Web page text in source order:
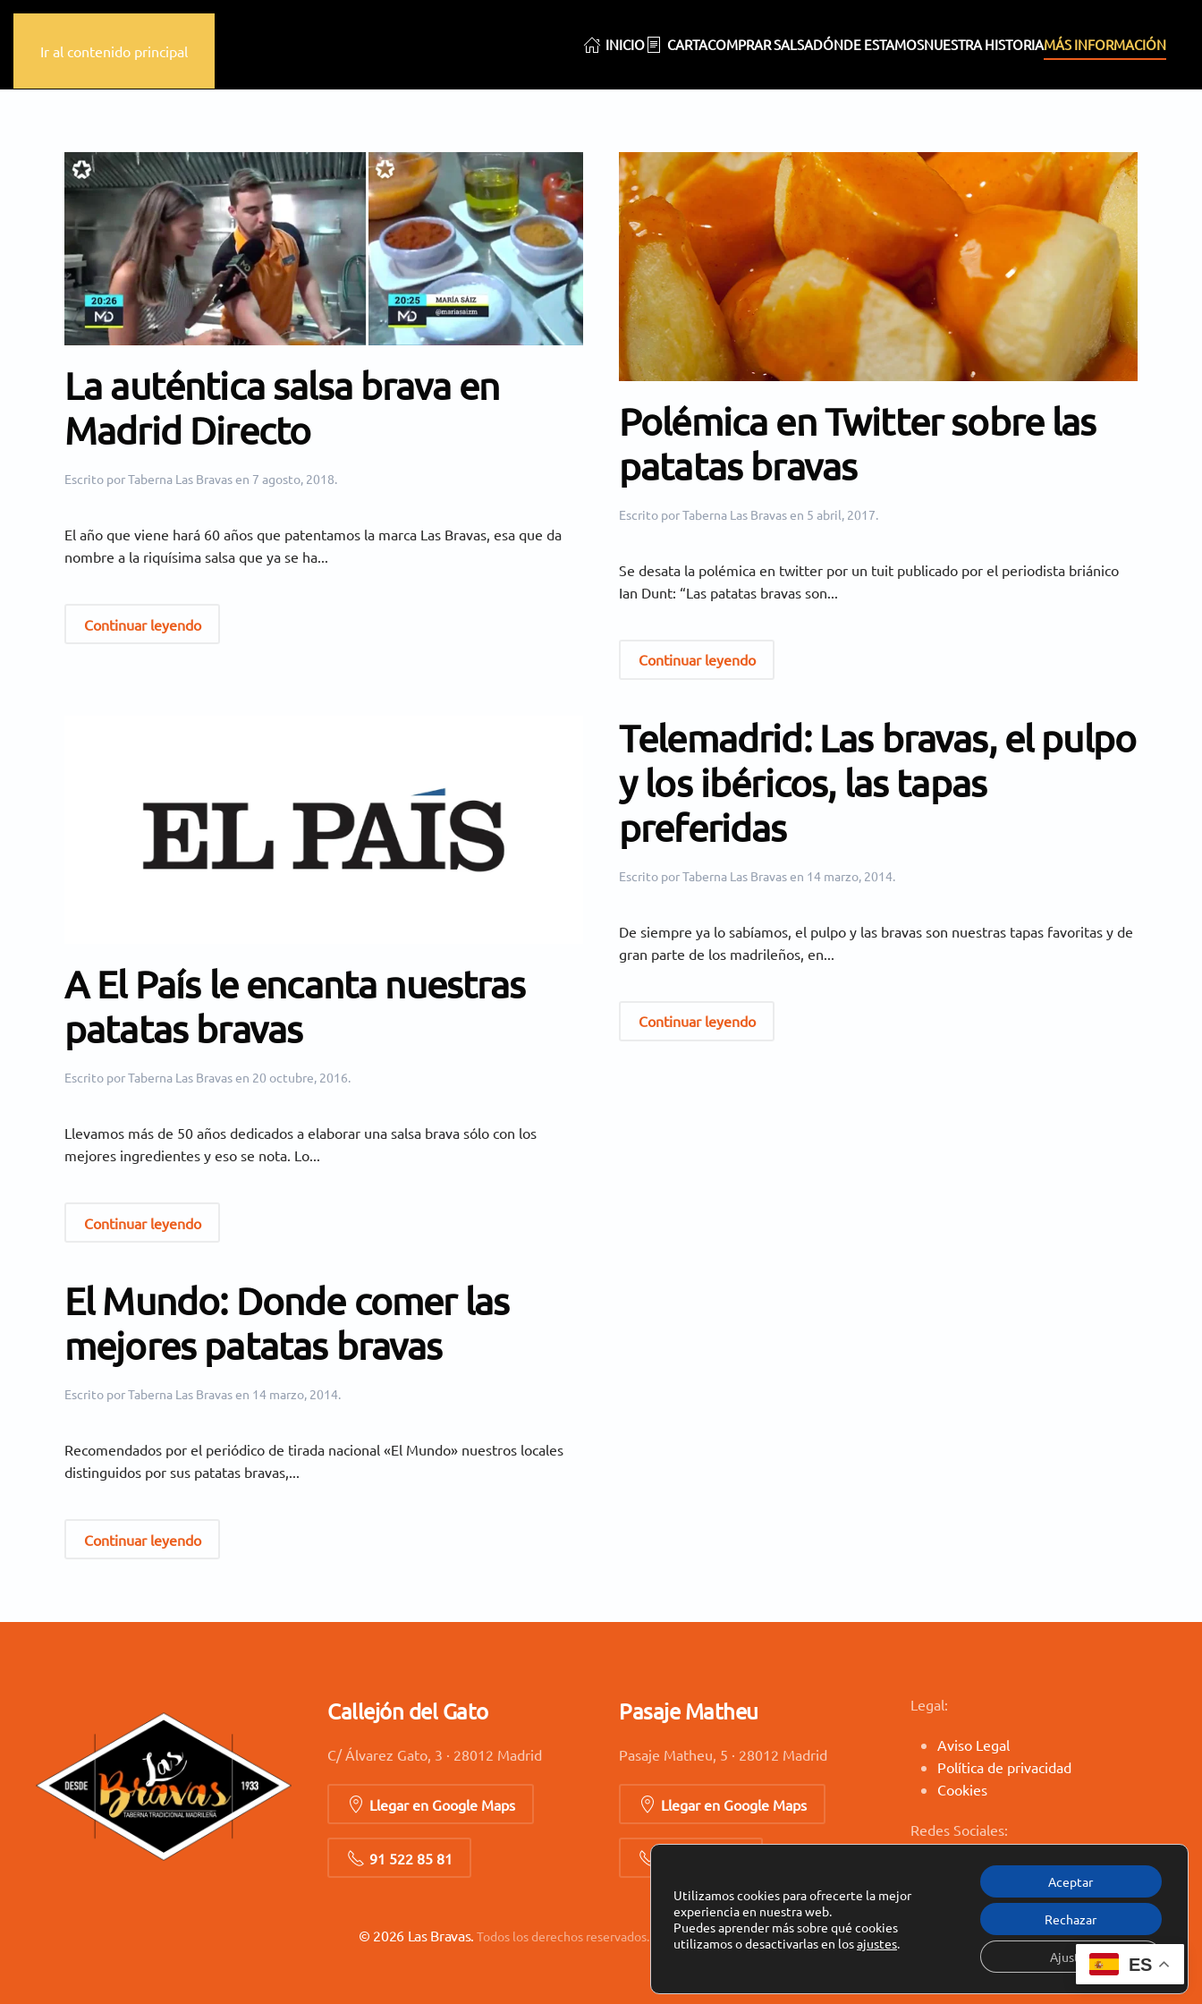
Ir al contenido principal INICIO CARTACOMPRAR SALSADÓNDE ESTAMOSNUESTRA HISTORIAMÁS INFORMACIÓN
La auténtica salsa brava en
Madrid Directo
Escrito porTaberna Las Bravasen 7 agosto, 2018.
El año que viene hará 60 años que patentamos la marca Las Bravas, esa que da
nombre a la riquísima salsa que ya se ha...
Continuar leyendo
Polémica en Twitter sobre las
patatas bravas
Escrito porTaberna Las Bravasen 5 abril, 2017.
Se desata la polémica en twitter por un tuit publicado por el periodista briánico
Ian Dunt: “Las patatas bravas son...
Continuar leyendo
A El País le encanta nuestras
patatas bravas
Escrito porTaberna Las Bravasen 20 octubre, 2016.
Llevamos más de 50 años dedicados a elaborar una salsa brava sólo con los
mejores ingredientes y eso se nota. Lo...
Continuar leyendo
Telemadrid: Las bravas, el pulpo
y los ibéricos, las tapas
preferidas
Escrito porTaberna Las Bravasen 14 marzo, 2014.
De siempre ya lo sabíamos, el pulpo y las bravas son nuestras tapas favoritas y de
gran parte de los madrileños, en...
Continuar leyendo
El Mundo: Donde comer las
mejores patatas bravas
Escrito porTaberna Las Bravasen 14 marzo, 2014.
Recomendados por el periódico de tirada nacional «El Mundo» nuestros locales
distinguidos por sus patatas bravas,...
Continuar leyendo
Callejón del Gato
C/ Álvarez Gato, 3 · 28012 Madrid
Llegar en Google Maps
91 522 85 81
Pasaje Matheu
Pasaje Matheu, 5 · 28012 Madrid
Llegar en Google Maps
Legal:
Aviso Legal
Política de privacidad
Cookies
Redes Sociales:
© 2026Las Bravas. Todos los derechos reservados. Diseño web:Astratech Consulting
ES
Utilizamos cookies para ofrecerte la mejor
experiencia en nuestra web.
Puedes aprender más sobre qué cookies
utilizamos o desactivarlas en losajustes.
Aceptar
Rechazar
Ajustes